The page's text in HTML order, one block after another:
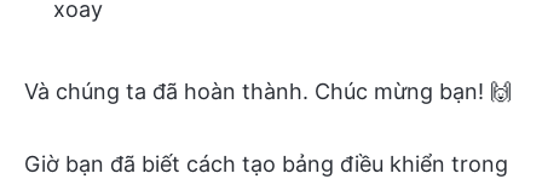
xoay
Và chúng ta đã hoàn thành. Chúc mừng bạn! 🙌
Giờ bạn đã biết cách tạo bảng điều khiển trong